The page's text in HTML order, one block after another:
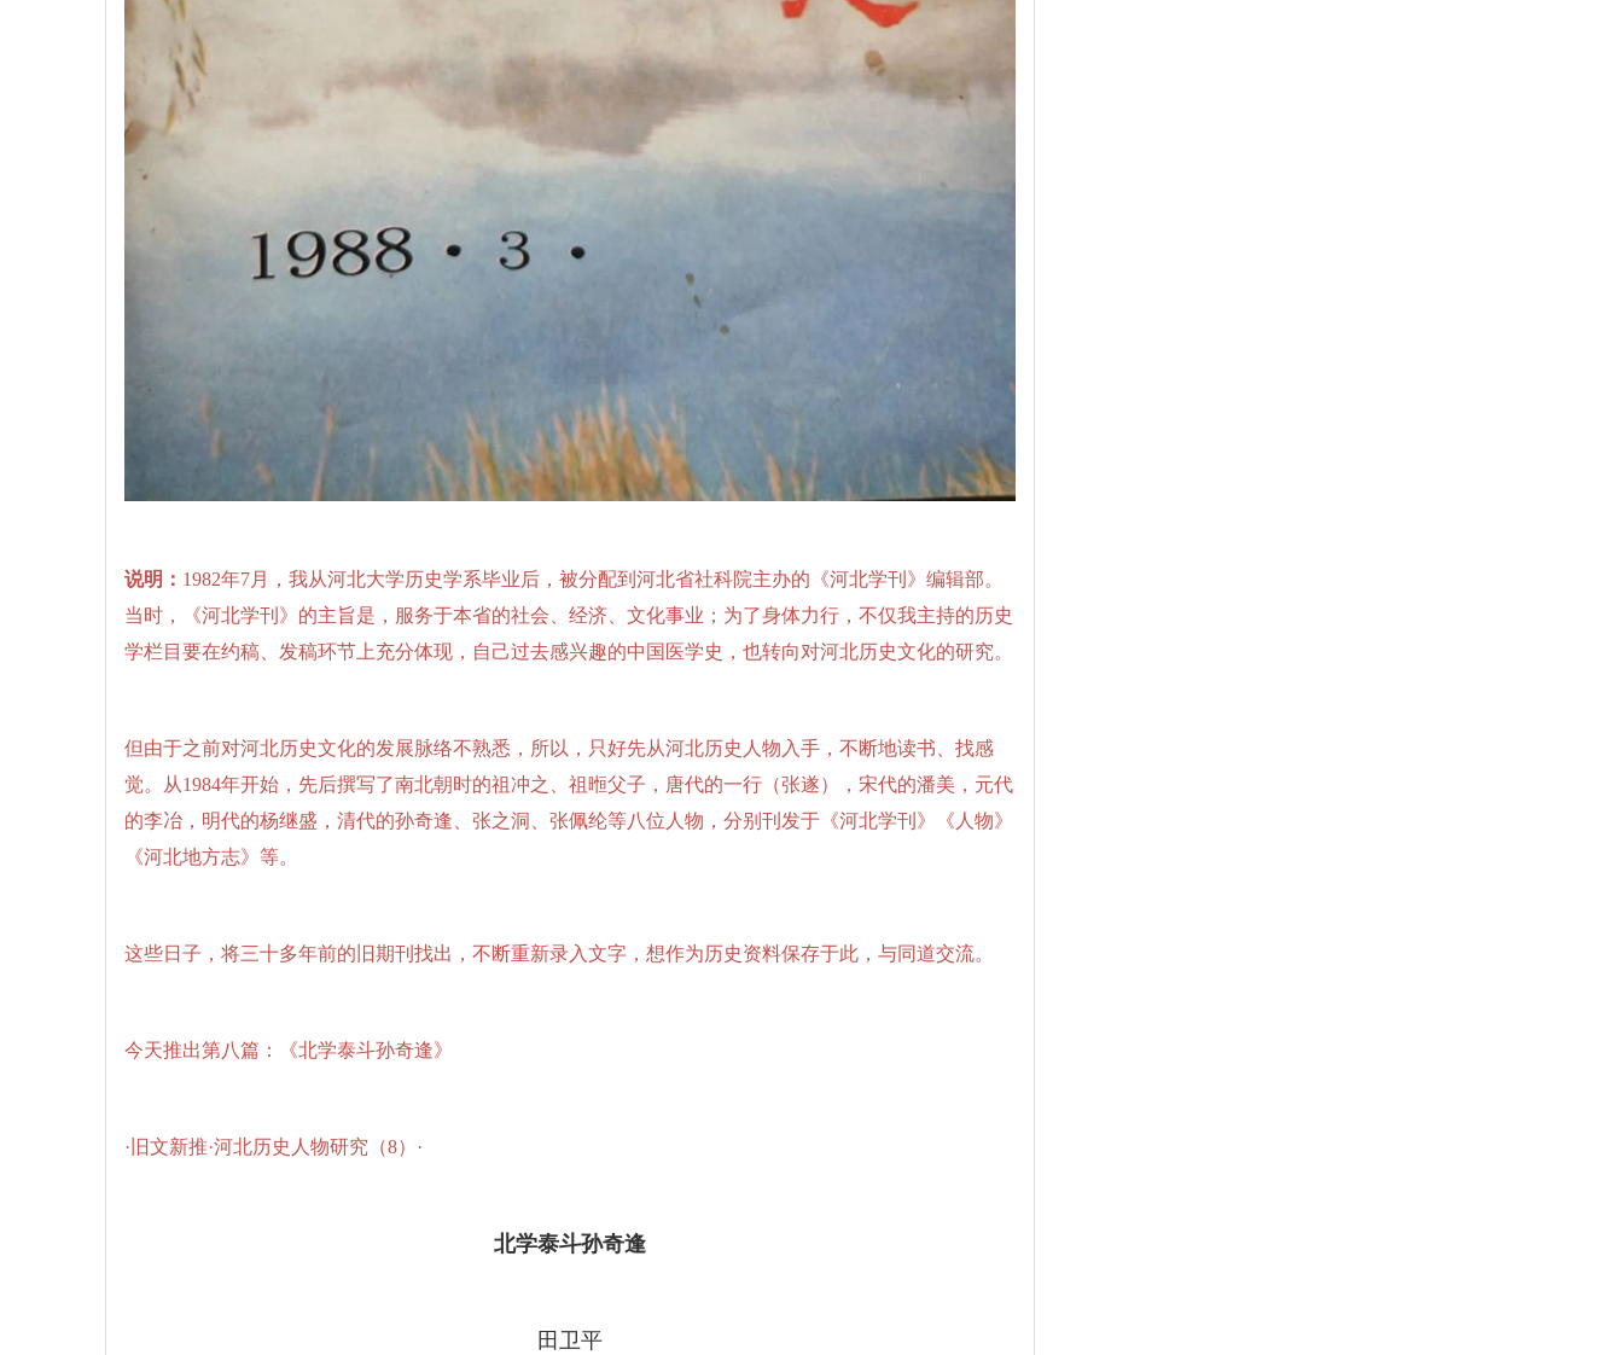
说明： 1982年7月，我从河北大学历史学系毕业后，被分配到河北省社科院主办的《河北学刊》编辑部。
当时，《河北学刊》的主旨是，服务于本省的社会、经济、文化事业；为了身体力行，不仅我主持的历史
学栏目要在约稿、发稿环节上充分体现，自己过去感兴趣的中国医学史，也转向对河北历史文化的研究。
但由于之前对河北历史文化的发展脉络不熟悉，所以，只好先从河北历史人物入手，不断地读书、找感
觉。从1984年开始，先后撰写了南北朝时的祖冲之、祖暅父子，唐代的一行（张遂），宋代的潘美，元代
的李冶，明代的杨继盛，清代的孙奇逢、张之洞、张佩纶等八位人物，分别刊发于《河北学刊》《人物》
《河北地方志》等。
这些日子，将三十多年前的旧期刊找出，不断重新录入文字，想作为历史资料保存于此，与同道交流。
今天推出第八篇：《北学泰斗孙奇逢》
·旧文新推·河北历史人物研究（8）·
北学泰斗孙奇逢
田卫平